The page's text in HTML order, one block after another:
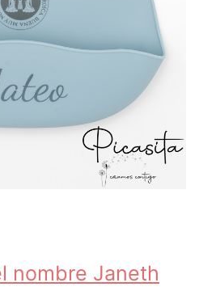
nombre Janeth